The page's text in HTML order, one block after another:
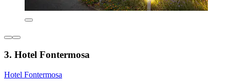
3. Hotel Fontermosa
Hotel Fontermosa